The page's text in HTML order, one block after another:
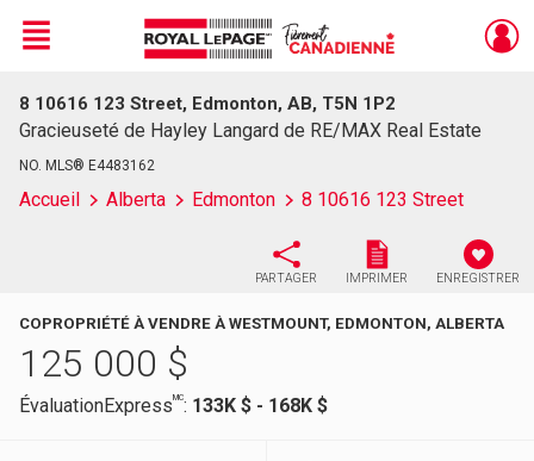
Live
En Direct
Menu
8 10616 123 Street, Edmonton, AB, T5N 1P2
Gracieuseté de Hayley Langard de RE/MAX Real Estate
NO. MLS® E4483162
Accueil Alberta Edmonton 8 10616 123 Street
PARTAGER IMPRIMER ENREGISTRER
COPROPRIÉTÉ À VENDRE À WESTMOUNT, EDMONTON, ALBERTA
125 000 $
ÉvaluationExpressMC: 133K $ - 168K $